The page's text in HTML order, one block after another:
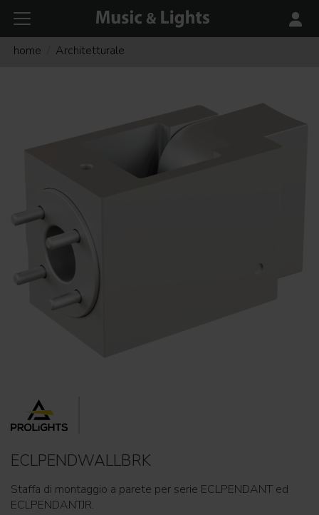
home Architetturale
ECLPENDWALLBRK
Staffa di montaggio a parete per serie ECLPENDANT ed
ECLPENDANTJR.